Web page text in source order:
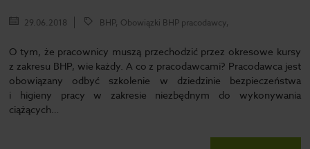
29.06.2018 BHP, Obowiązki BHP pracodawcy,
O tym, że pracownicy muszą przechodzić przez okresowe kursy
z zakresu BHP, wie każdy. A co z pracodawcami? Pracodawca jest
obowiązany odbyć szkolenie w dziedzinie bezpieczeństwa
i higieny pracy w zakresie niezbędnym do wykonywania
ciążących…